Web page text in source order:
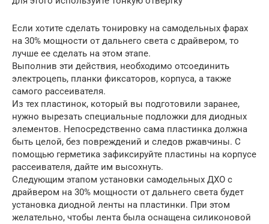
Если хотите сделать тонировку на самодельных фарах
на 30% мощности от дальнего света с драйвером, то
лучше ее сделать на этом этапе.
Выполнив эти действия, необходимо отсоединить
электроцепь, планки фиксаторов, корпуса, а также
самого рассеивателя.
Из тех пластинок, который вы подготовили заранее,
нужно вырезать специальные подложки для диодных
элементов. Непосредственно сама пластинка должна
быть целой, без повреждений и следов ржавчины. С
помощью герметика зафиксируйте пластины на корпусе
рассеивателя, дайте им высохнуть.
Следующим этапом установки самодельных ДХО с
драйвером на 30% мощности от дальнего света будет
установка диодной ленты на пластинки. При этом
желательно, чтобы лента была оснащена силиконовой